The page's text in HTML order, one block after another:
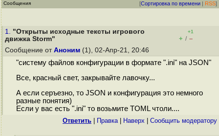
Сообщения [Сортировка по времени | RSS]
1. "Открыты исходные тексты игрового
движка Storm"
+1
+ / –
Сообщение от Аноним (1), 02-Апр-21, 20:46
"систему файлов конфигурации в формате ".ini" на JSON"
Все, красный свет, закрывайте лавочку...
А если серъезно, то JSON и конфигурация это немного
разные понятия)
Если у вас есть ".ini" то возьмите TOML чтоли....
Ответить Правка| Наверх Cообщить модератору